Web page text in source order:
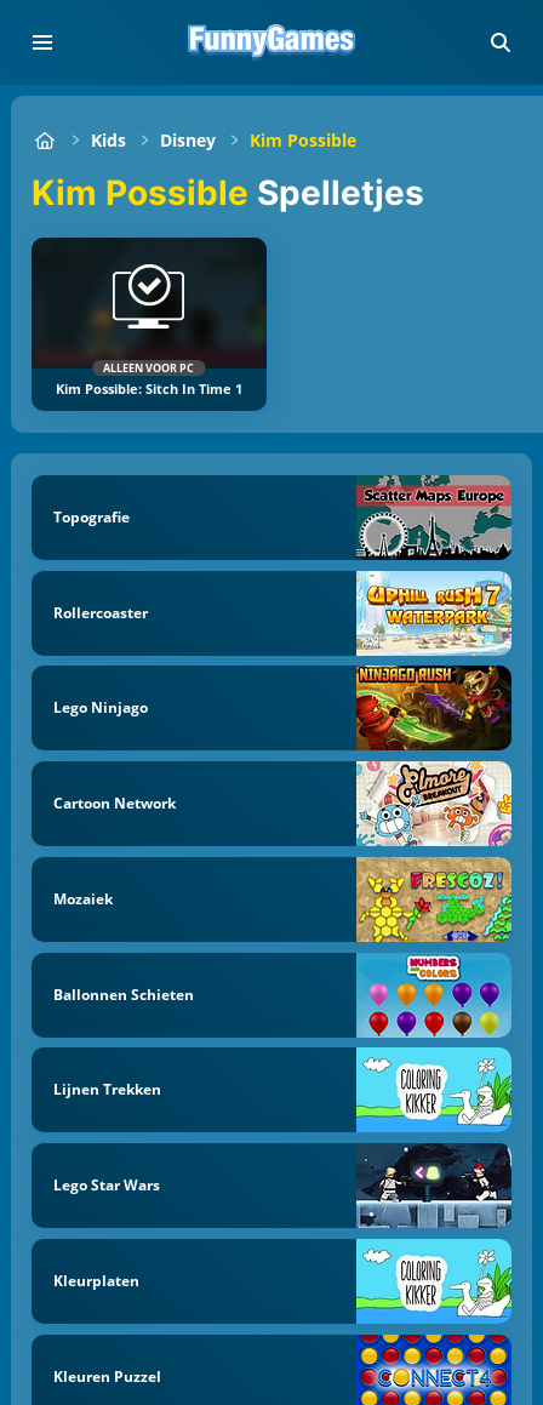
Kids Disney Kim Possible
Kim Possible Spelletjes
ALLEEN VOOR PC
Kim Possible: Sitch In Time 1
Topografie
Rollercoaster
Lego Ninjago
Cartoon Network
Mozaiek
Ballonnen Schieten
Lijnen Trekken
Lego Star Wars
Kleurplaten
Kleuren Puzzel